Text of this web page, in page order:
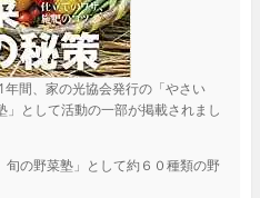
間、家の光協会発行の「やさい
として活動の一部が掲載されまし
の野菜塾」として約６０種類の野